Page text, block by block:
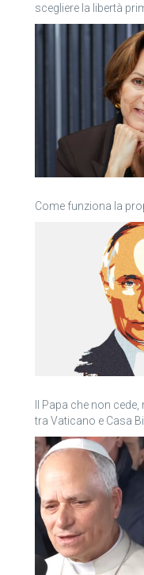
scegliere la libertà
Come funziona la
Il Papa che non
tra Vaticano e Casa